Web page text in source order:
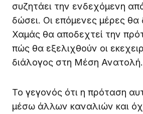
συζητάει την ενδεχόμενη
δώσει. Οι επόμενες μέρες θα
Χαμάς θα αποδεχτεί την
πώς θα εξελιχθούν οι
διάλογος στη Μέση Ανατολή.
Το γεγονός ότι η πρόταση
μέσω άλλων καναλιών και